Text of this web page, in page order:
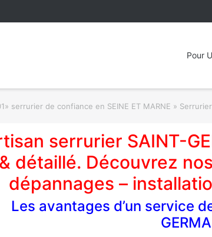
Pour
serrurier de confiance en SEINE ET MARNE » Serrurier
serrurier SAINT-
& détaillé. Découvrez
dépannages –
Les avantages d’un service